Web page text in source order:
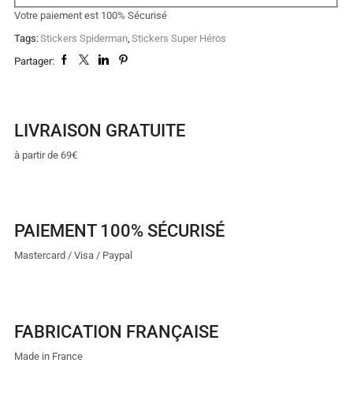
Votre paiement est 100% Sécurisé
Tags:Stickers Spiderman Stickers Super Héros
Partager:
LIVRAISON GRATUITE
à partir de 69€
PAIEMENT 100% SÉCURISÉ
Mastercard / Visa / Paypal
FABRICATION FRANÇAISE
Made in France